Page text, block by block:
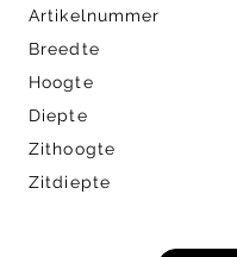
Artikelnummer
Breedte
Hoogte
Diepte
Zithoogte
Zitdiepte